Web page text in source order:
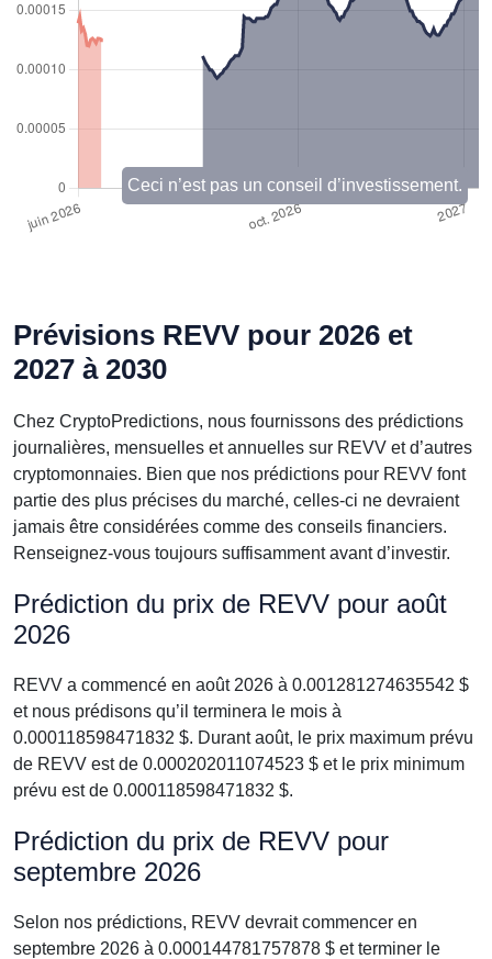
Ceci n’est pas un conseil d’investissement.
Prévisions REVV pour 2026 et
2027 à 2030
Chez CryptoPredictions, nous fournissons des prédictions
journalières, mensuelles et annuelles sur REVV et d’autres
cryptomonnaies. Bien que nos prédictions pour REVV font
partie des plus précises du marché, celles-ci ne devraient
jamais être considérées comme des conseils financiers.
Renseignez-vous toujours suffisamment avant d’investir.
Prédiction du prix de REVV pour août
2026
REVV a commencé en août 2026 à 0.001281274635542 $
et nous prédisons qu’il terminera le mois à
0.000118598471832 $. Durant août, le prix maximum prévu
de REVV est de 0.000202011074523 $ et le prix minimum
prévu est de 0.000118598471832 $.
Prédiction du prix de REVV pour
septembre 2026
Selon nos prédictions, REVV devrait commencer en
septembre 2026 à 0.000144781757878 $ et terminer le